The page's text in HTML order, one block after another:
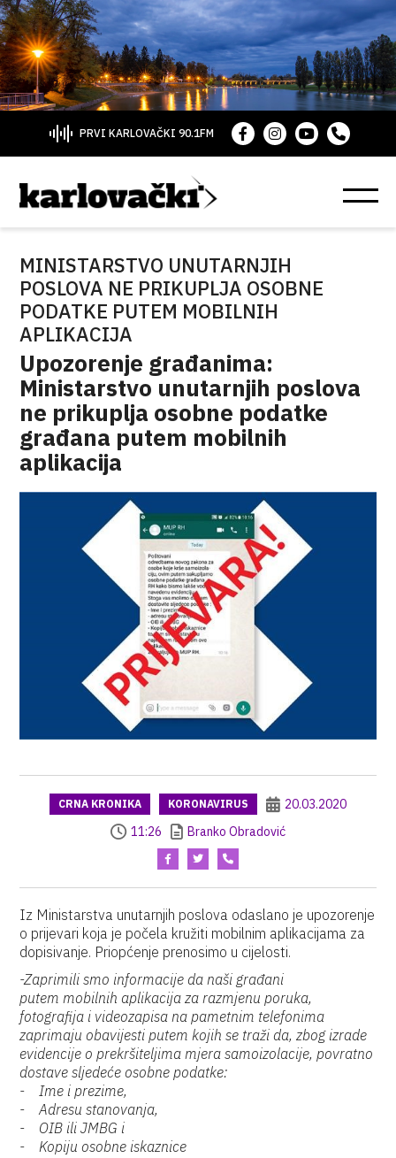
PRVI KARLOVAČKI 90.1FM
MINISTARSTVO UNUTARNJIH
POSLOVA NE PRIKUPLJA OSOBNE
PODATKE PUTEM MOBILNIH
APLIKACIJA
Upozorenje građanima:
Ministarstvo unutarnjih poslova
ne prikuplja osobne podatke
građana putem mobilnih
aplikacija
CRNA KRONIKA KORONAVIRUS
20.03.2020
11:26
Branko Obradović
Iz Ministarstva unutarnjih poslova odaslano je upozorenje
o prijevari koja je počela kružiti mobilnim aplikacijama za
dopisivanje. Priopćenje prenosimo u cijelosti.
-Zaprimili smo informacije da naši građani
putem mobilnih aplikacija za razmjenu poruka,
fotografija i videozapisa na pametnim telefonima
zaprimaju obavijesti putem kojih se traži da, zbog izrade
evidencije o prekršiteljima mjera samoizolacije, povratno
dostave sljedeće osobne podatke:
- Ime i prezime,
- Adresu stanovanja,
- OIB ili JMBG i
- Kopiju osobne iskaznice